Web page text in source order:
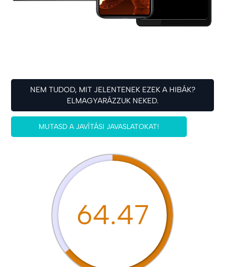
NEM TUDOD, MIT JELENTENEK EZEK A HIBÁK?
ELMAGYARÁZZUK NEKED.
MUTASD A JAVÍTÁSI JAVASLATOKAT!
64.47